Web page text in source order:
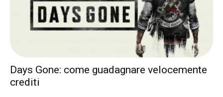
Days Gone: come guadagnare velocemente
crediti